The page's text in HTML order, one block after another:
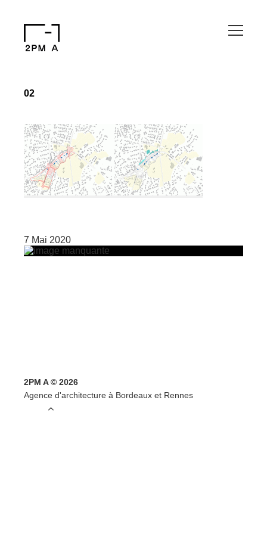
02
7 Mai 2020
2PM A © 2026
Agence d'architecture à Bordeaux et Rennes
